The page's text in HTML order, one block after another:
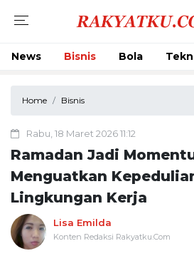
News Bisnis Bola
Home Bisnis
Rabu, 18 Maret 2026 11:12
Ramadan Jadi
Menguatkan
Lingkungan Kerja
Lisa Emilda
Konten Redaksi Rakyatku.Com